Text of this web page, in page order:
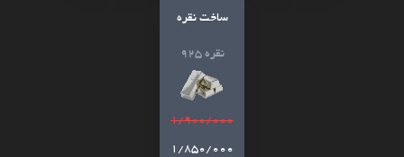
ساخت نقره
نقره 925
1/900/000
1/850/000